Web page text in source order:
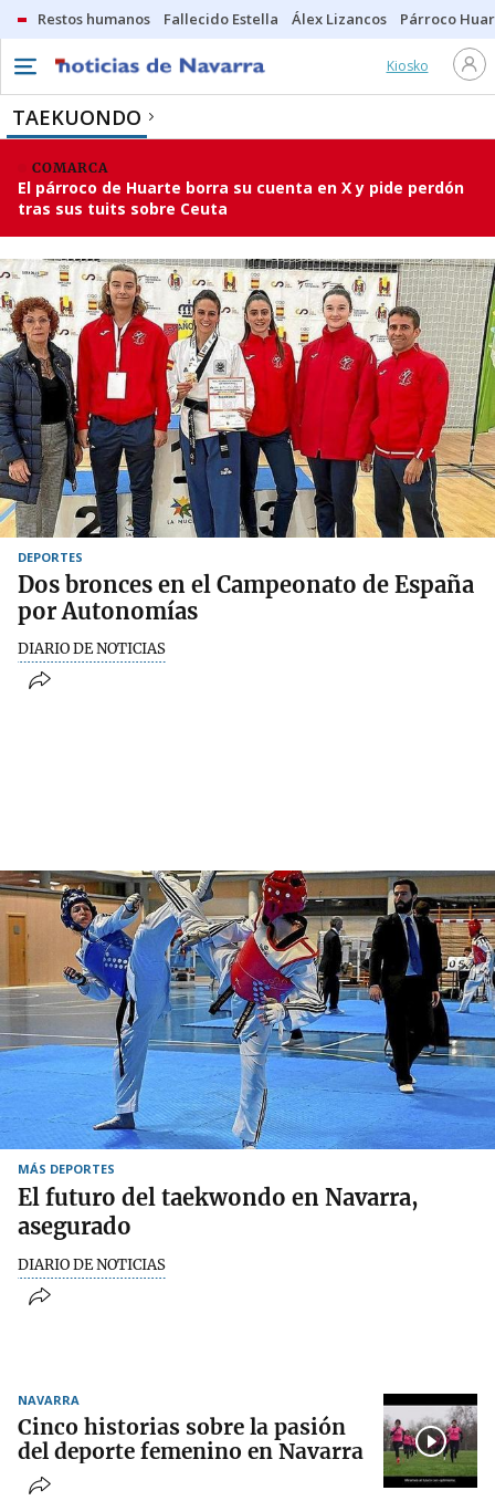
Restos humanos Fallecido Estella Álex Lizancos Párroco
Kiosko
TAEKUONDO
COMARCA
El párroco de Huarte borra su cuenta en X y pide perdón
tras sus tuits sobre Ceuta
DEPORTES
Dos bronces en el Campeonato de España
por Autonomías
DIARIO DE NOTICIAS
MÁS DEPORTES
El futuro del taekwondo en Navarra,
asegurado
DIARIO DE NOTICIAS
NAVARRA
Cinco historias sobre la pasión
del deporte femenino en Navarra